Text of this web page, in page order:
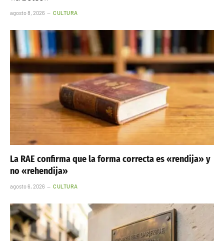
agosto 8, 2026 CULTURA
La RAE confirma que la forma correcta es «rendija» y
no «rehendija»
agosto 6, 2026 CULTURA